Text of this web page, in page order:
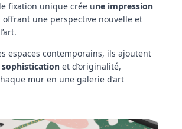
fixation unique crée une impression
offrant une perspective nouvelle et
espaces contemporains, ils ajoutent
sophistication et d’originalité,
mur en une galerie d’art